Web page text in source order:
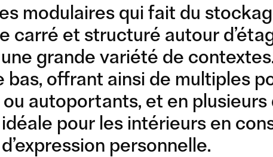
COMPOSITION 16
COMPOSITION 03
modulaires qui fait du
carré et structuré autour
une grande variété de
offrant ainsi de multiples
autoportants, et en
pour les intérieurs en
personnelle.